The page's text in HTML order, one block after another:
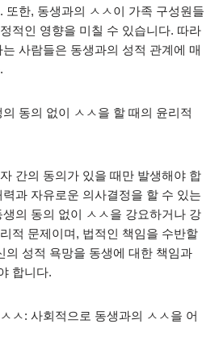
또한, 동생과의 ㅅㅅ이 가족 구성원들
적인 영향을 미칠 수 있습니다. 따라
사람들은 동생과의 성적 관계에 매
동의 없이 ㅅㅅ을 할 때의 윤리적
간의 동의가 있을 때만 발생해야 합
과 자유로운 의사결정을 할 수 있는
의 동의 없이 ㅅㅅ을 강요하거나 강
적 문제이며, 법적인 책임을 수반할
의 성적 욕망을 동생에 대한 책임과
합니다.
ㅅ: 사회적으로 동생과의 ㅅㅅ을 어